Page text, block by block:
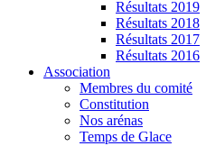
Résultats 2019
Résultats 2018
Résultats 2017
Résultats 2016
Association
Membres du comité
Constitution
Nos arénas
Temps de Glace